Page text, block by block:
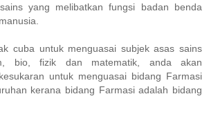
yang melibatkan fungsi badan benda
cuba untuk menguasai subjek asas sains
bio, fizik dan matematik, anda akan
untuk menguasai bidang Farmasi
kerana bidang Farmasi adalah bidang